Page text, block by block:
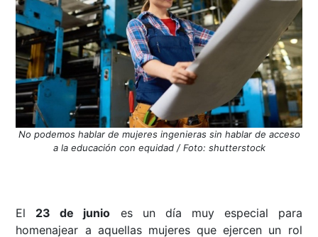
No podemos hablar de mujeres ingenieras sin hablar de acceso
a la educación con equidad / Foto: shutterstock
El 23 de junio es un día muy especial para
homenajear a aquellas mujeres que ejercen un rol